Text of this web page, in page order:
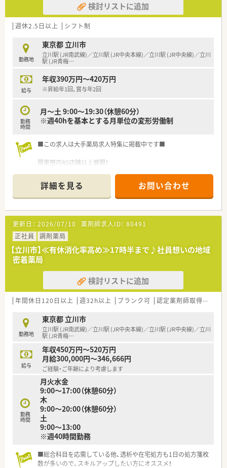
検討リストに追加
週休2.5日以上 シフト制
勤務地
東京都 立川市
立川駅 (JR南武線)／立川駅 (JR中央本線)／立川駅 (JR中央線)／立川
駅 (JR青梅…
給与
年収390万円～420万円
※昇給年1回、賞与年2回
勤務
時間
月～土 9:00～19:30（休憩60分）
※週40hを基本とする月単位の変形労働制
■この求人は大手薬局求人特集に掲載中です■
関東圏内80店舗以上展開！
動もご相談可能です。
家族手当など、福利厚生も充実しています！
若い方も活躍している風通しのいい環境です♪
詳細を見る お問い合わせ
更新日： 2026/07/10 薬剤師求人ID： 80491
正社員
調剤薬局
【立川市】≪有休消化率高め≫17時半まで♪社員想いの地域
密着薬局
検討リストに追加
年間休日120日以上 週32h以上 ブランク可 認定薬剤師取得支援あり
勤務地
東京都 立川市
立川駅 (JR南武線)／立川駅 (JR中央本線)／立川駅 (JR中央線)／立川
駅 (JR青梅…
給与
年収450万円～520万円
月給300,000円～346,666円
ご経験・ご年齢により考慮します
勤務
時間
月火水金
9:00～17:00（休憩60分）
木
9:00～20:00（休憩60分）
土
9:00～13:00
※週40時間勤務
■総合科目を応需している他、透析や在宅処方も1日の処方箋枚
数が多いので、スキルアップしたい方にオススメ！